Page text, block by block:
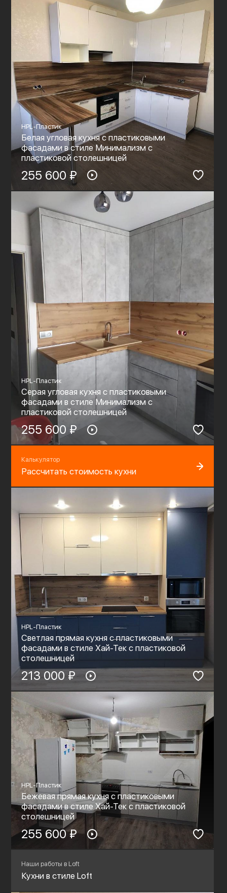
HPL-Пластик
Белая угловая кухня с пластиковыми
фасадами в стиле Минимализм с
пластиковой столешницей
255 600 ₽
HPL-Пластик
Серая угловая кухня с пластиковыми
фасадами в стиле Минимализм с
пластиковой столешницей
255 600 ₽
Калькулятор
Рассчитать стоимость кухни
HPL-Пластик
Светлая прямая кухня с пластиковыми
фасадами в стиле Хай-Тек с пластиковой
столешницей
213 000 ₽
HPL-Пластик
Бежевая прямая кухня с пластиковыми
фасадами в стиле Хай-Тек с пластиковой
столешницей
255 600 ₽
Наши работы в Loft
Кухни в стиле Loft